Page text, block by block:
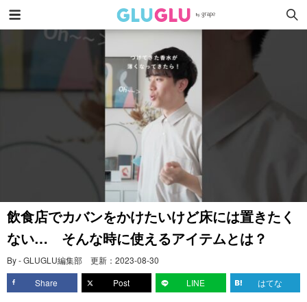
飲食店でカバンをかけたいけど床には置きたく
ない… そんな時に使えるアイテムとは？
By - GLUGLU編集部 更新： 2023-08-30
Share
Post LINE はてな